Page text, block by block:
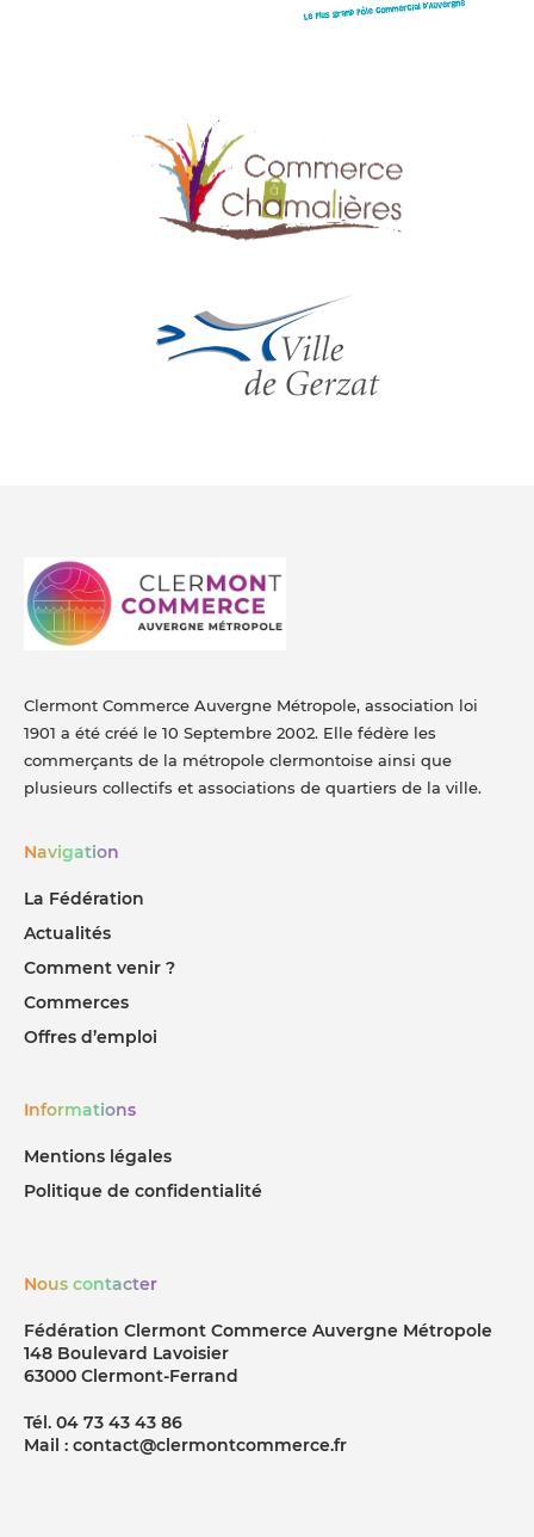
Clermont Commerce Auvergne Métropole, association loi
1901 a été créé le 10 Septembre 2002. Elle fédère les
commerçants de la métropole clermontoise ainsi que
plusieurs collectifs et associations de quartiers de la ville.
Navigation
La Fédération
Actualités
Comment venir ?
Commerces
Offres d’emploi
Informations
Mentions légales
Politique de confidentialité
Nous contacter
Fédération Clermont Commerce Auvergne Métropole
148 Boulevard Lavoisier
63000 Clermont-Ferrand
Tél. 04 73 43 43 86
Mail : contact@clermontcommerce.fr